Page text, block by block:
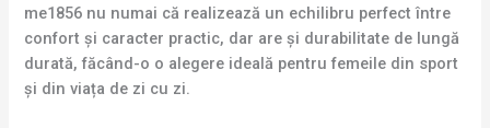
me1856 nu numai că realizează un echilibru perfect între
confort și caracter practic, dar are și durabilitate de lungă
durată, făcând-o o alegere ideală pentru femeile din sport
și din viața de zi cu zi.